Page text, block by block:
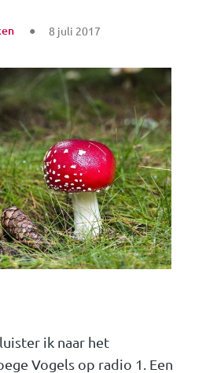
8 juli 2017
ik naar het
Vogels op radio 1. Een